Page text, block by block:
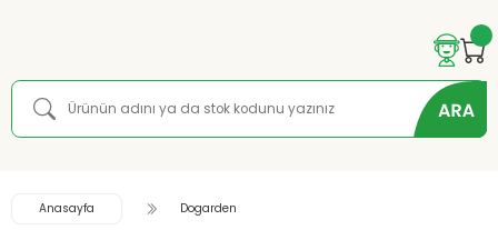
Anasayfa Dogarden